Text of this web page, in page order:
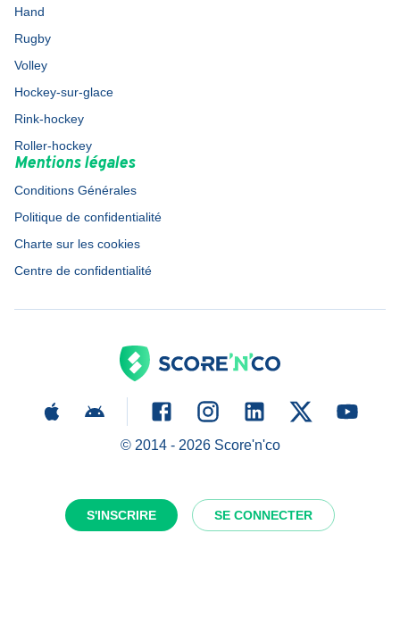
S'INSCRIRE SE CONNECTER
Hand
Rugby
Volley
Hockey-sur-glace
Rink-hockey
Roller-hockey
Mentions légales
Conditions Générales
Politique de confidentialité
Charte sur les cookies
Centre de confidentialité
© 2014 - 2026Score'n'co